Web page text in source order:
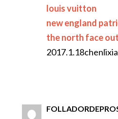
louis vuitton
new england
the north face